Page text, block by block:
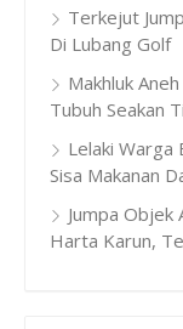
Terkejut
Di Lubang Golf
Makhluk
Tubuh Seakan
Lelaki Warga
Sisa Makanan
Jumpa Objek
Harta Karun,